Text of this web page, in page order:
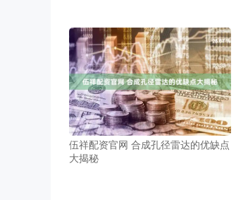
伍祥配资官网 合成孔径雷达的优缺点
大揭秘